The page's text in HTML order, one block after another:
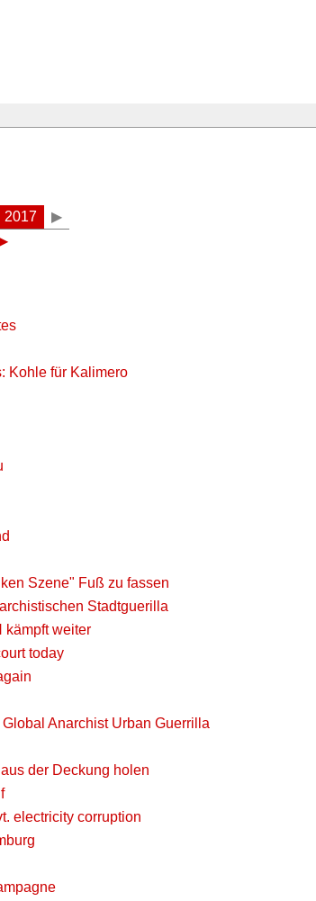
2017
▶
Kohle für Kalimero
Szene" Fuß zu fassen
Stadtguerilla
kämpft weiter
today
Anarchist Urban Guerrilla
der Deckung holen
electricity corruption